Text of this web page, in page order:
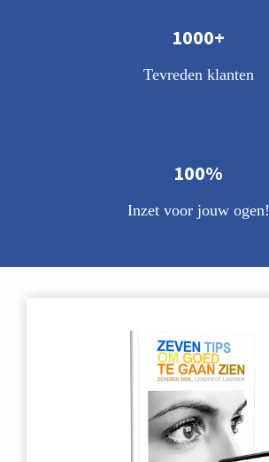
1000+
Tevreden klanten
100%
Inzet voor jouw ogen!